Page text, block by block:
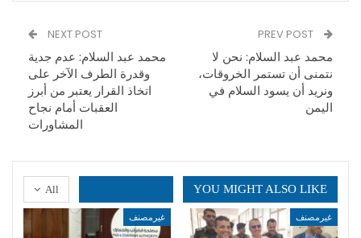
محمد عبد السلام: نحن لا
نتمنى أن تستمر الخروقات،
ونريد أن يسود السلام في
اليمن
NEXT POST
محمد عبد السلام: عدم جدية
وقدرة الطرف الآخر على
اتخاذ القرار يعتبر من أبرز
العقبات أمام نجاح
المشاورات
All YOU MIGHT ALSO LIKE
غيرمصنف غيرمصنف